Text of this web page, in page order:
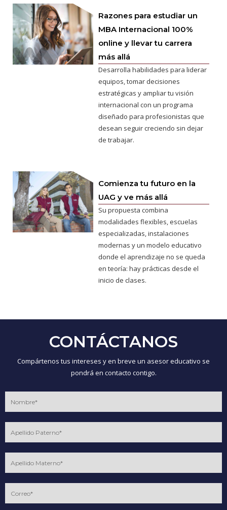
Razones para estudiar un
MBA Internacional 100%
online y llevar tu carrera
más allá
Desarrolla habilidades para liderar
equipos, tomar decisiones
estratégicas y ampliar tu visión
internacional con un programa
diseñado para profesionistas que
desean seguir creciendo sin dejar
de trabajar.
Comienza tu futuro en la
UAG y ve más allá
Su propuesta combina
modalidades flexibles, escuelas
especializadas, instalaciones
modernas y un modelo educativo
donde el aprendizaje no se queda
en teoría: hay prácticas desde el
inicio de clases.
CONTÁCTANOS
Compártenos tus intereses y en breve un asesor educativo se
pondrá en contacto contigo.